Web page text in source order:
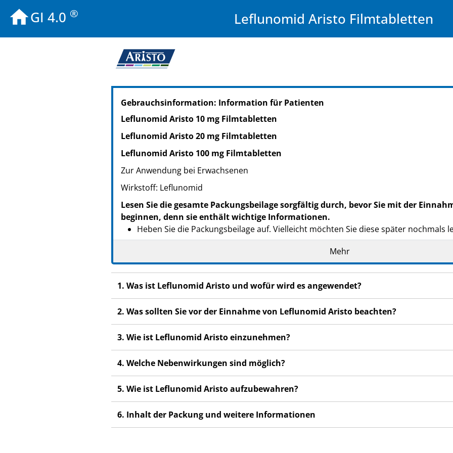
GI 4.0 ® Leflunomid Aristo Filmtabletten
PZN: 13744245
PPN: 111374424561
PZN: 13744251
PZN: 13744268
PPN: 111374426817
PZN: 13744280
PPN: 111374428046
PZN: 14410747
PPN: 111441074762
Gebrauchsinformation: Information für Patienten
Leflunomid Aristo 10 mg Filmtabletten
Leflunomid Aristo 20 mg Filmtabletten
Leflunomid Aristo 100 mg Filmtabletten
Zur Anwendung bei Erwachsenen
Wirkstoff: Leflunomid
Lesen Sie die gesamte Packungsbeilage sorgfältig durch, bevor Sie mit der
beginnen, denn sie enthält wichtige Informationen.
Heben Sie die Packungsbeilage auf. Vielleicht möchten Sie diese später nochmals
Wenn Sie weitere Fragen haben, wenden Sie sich an Ihren Arzt oder Apotheker.
Dieses Arzneimittel wurde Ihnen persönlich verschrieben. Geben Sie es nicht an
anderen Menschen schaden, auch wenn diese die gleichen Beschwerden haben
Wenn Sie Nebenwirkungen bemerken, wenden Sie sich an Ihren Arzt oder
Nebenwirkungen, die nicht in dieser Packungsbeilage angegeben sind. Siehe
Mehr
1. Was ist Leflunomid Aristo und wofür wird es angewendet?
2. Was sollten Sie vor der Einnahme von Leflunomid Aristo beachten?
3. Wie ist Leflunomid Aristo einzunehmen?
4. Welche Nebenwirkungen sind möglich?
5. Wie ist Leflunomid Aristo aufzubewahren?
6. Inhalt der Packung und weitere Informationen